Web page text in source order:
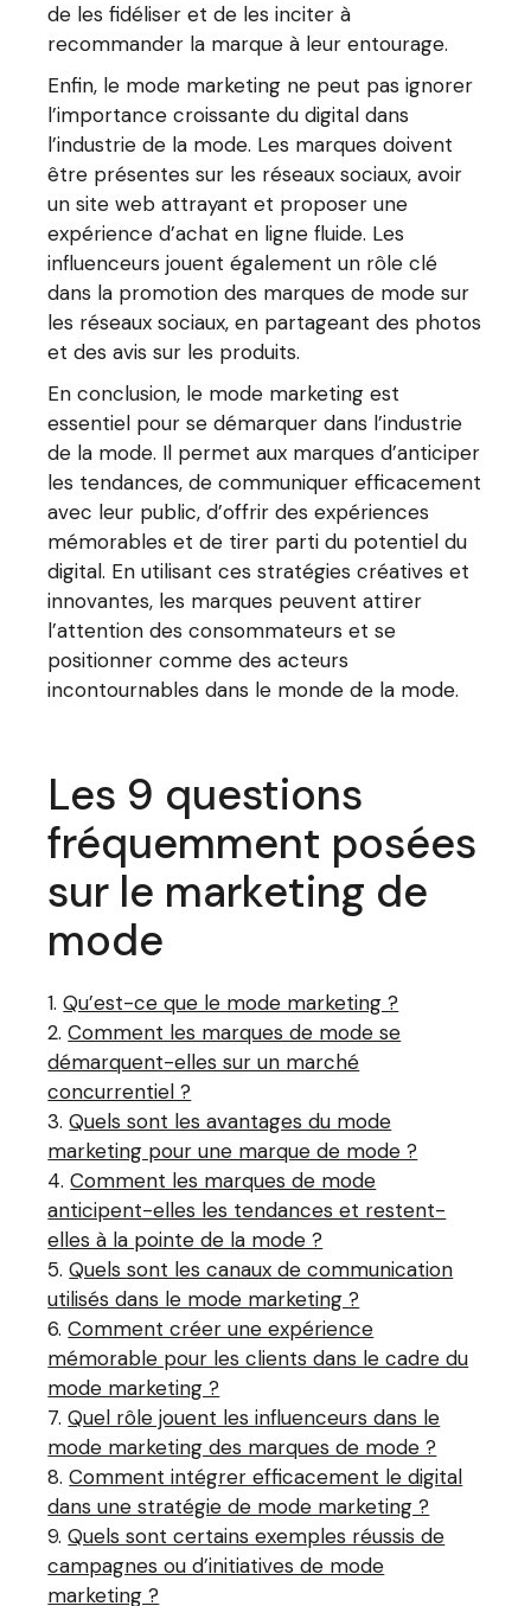
de les fidéliser et de les inciter à
recommander la marque à leur entourage.
Enfin, le mode marketing ne peut pas ignorer
l’importance croissante du digital dans
l’industrie de la mode. Les marques doivent
être présentes sur les réseaux sociaux, avoir
un site web attrayant et proposer une
expérience d’achat en ligne fluide. Les
influenceurs jouent également un rôle clé
dans la promotion des marques de mode sur
les réseaux sociaux, en partageant des photos
et des avis sur les produits.
En conclusion, le mode marketing est
essentiel pour se démarquer dans l’industrie
de la mode. Il permet aux marques d’anticiper
les tendances, de communiquer efficacement
avec leur public, d’offrir des expériences
mémorables et de tirer parti du potentiel du
digital. En utilisant ces stratégies créatives et
innovantes, les marques peuvent attirer
l’attention des consommateurs et se
positionner comme des acteurs
incontournables dans le monde de la mode.
Les 9 questions
fréquemment posées
sur le marketing de
mode
Qu’est-ce que le mode marketing ?
Comment les marques de mode se
démarquent-elles sur un marché
concurrentiel ?
Quels sont les avantages du mode
marketing pour une marque de mode ?
Comment les marques de mode
anticipent-elles les tendances et restent-
elles à la pointe de la mode ?
Quels sont les canaux de communication
utilisés dans le mode marketing ?
Comment créer une expérience
mémorable pour les clients dans le cadre du
mode marketing ?
Quel rôle jouent les influenceurs dans le
mode marketing des marques de mode ?
Comment intégrer efficacement le digital
dans une stratégie de mode marketing ?
Quels sont certains exemples réussis de
campagnes ou d’initiatives de mode
marketing ?